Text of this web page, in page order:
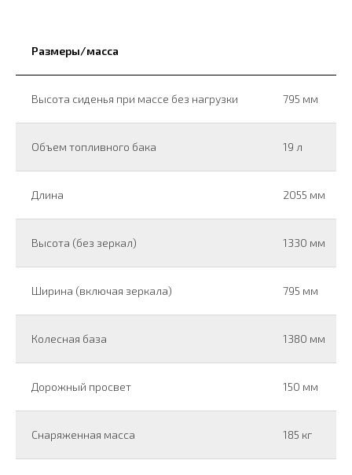
Размеры/масса
Высота сиденья при массе без нагрузки 795 мм
Объем топливного бака 19 л
Длина 2055 мм
Высота (без зеркал) 1330 мм
Ширина (включая зеркала) 795 мм
Колесная база 1380 мм
Дорожный просвет 150 мм
Снаряженная масса 185 кг